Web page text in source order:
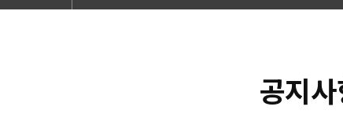
공지